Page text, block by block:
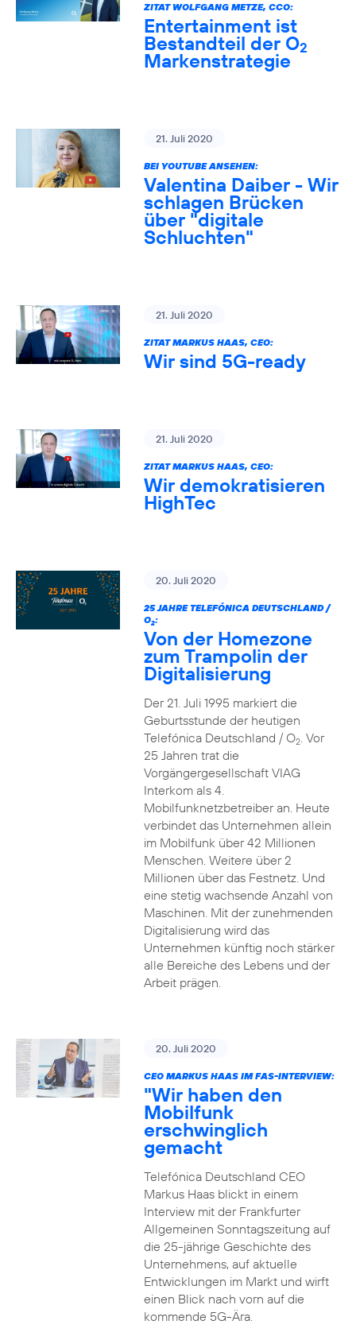
ZITAT WOLFGANG METZE, CCO:
Entertainment ist
Bestandteil der O2
Markenstrategie
21. Juli 2020
BEI YOUTUBE ANSEHEN:
Valentina Daiber - Wir
schlagen Brücken
über "digitale
Schluchten"
21. Juli 2020
ZITAT MARKUS HAAS, CEO:
Wir sind 5G-ready
21. Juli 2020
ZITAT MARKUS HAAS, CEO:
Wir demokratisieren
HighTec
20. Juli 2020
25 JAHRE TELEFÓNICA DEUTSCHLAND /
O2:
Von der Homezone
zum Trampolin der
Digitalisierung
Der 21. Juli 1995 markiert die
Geburtsstunde der heutigen
Telefónica Deutschland / O2. Vor
25 Jahren trat die
Vorgängergesellschaft VIAG
Interkom als 4.
Mobilfunknetzbetreiber an. Heute
verbindet das Unternehmen allein
im Mobilfunk über 42 Millionen
Menschen. Weitere über 2
Millionen über das Festnetz. Und
eine stetig wachsende Anzahl von
Maschinen. Mit der zunehmenden
Digitalisierung wird das
Unternehmen künftig noch stärker
alle Bereiche des Lebens und der
Arbeit prägen.
20. Juli 2020
CEO MARKUS HAAS IM FAS-INTERVIEW:
"Wir haben den
Mobilfunk
erschwinglich
gemacht
Telefónica Deutschland CEO
Markus Haas blickt in einem
Interview mit der Frankfurter
Allgemeinen Sonntagszeitung auf
die 25-jährige Geschichte des
Unternehmens, auf aktuelle
Entwicklungen im Markt und wirft
einen Blick nach vorn auf die
kommende 5G-Ära.